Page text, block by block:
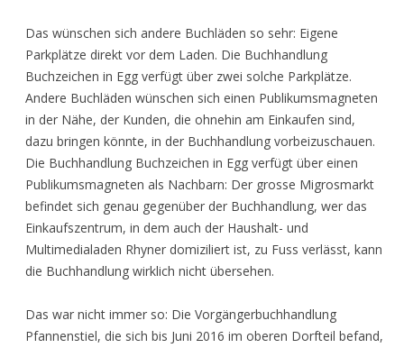
Das wünschen sich andere Buchläden so sehr: Eigene
Parkplätze direkt vor dem Laden. Die Buchhandlung
Buchzeichen in Egg verfügt über zwei solche Parkplätze.
Andere Buchläden wünschen sich einen Publikumsmagneten
in der Nähe, der Kunden, die ohnehin am Einkaufen sind,
dazu bringen könnte, in der Buchhandlung vorbeizuschauen.
Die Buchhandlung Buchzeichen in Egg verfügt über einen
Publikumsmagneten als Nachbarn: Der grosse Migrosmarkt
befindet sich genau gegenüber der Buchhandlung, wer das
Einkaufszentrum, in dem auch der Haushalt- und
Multimedialaden Rhyner domiziliert ist, zu Fuss verlässt, kann
die Buchhandlung wirklich nicht übersehen.
Das war nicht immer so: Die Vorgängerbuchhandlung
Pfannenstiel, die sich bis Juni 2016 im oberen Dorfteil befand,